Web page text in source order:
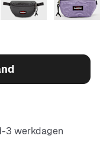
3 werkdagen